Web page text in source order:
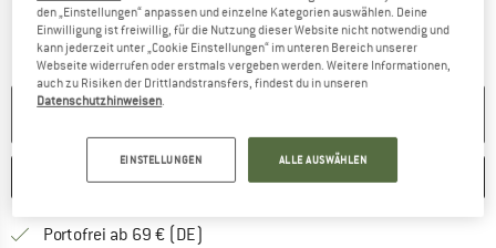
NICHT MEHR LIEFERBAR
MERKEN VERGLEICHEN
Portofrei ab 69 € (DE)
den „Einstellungen“ anpassen und einzelne Kategorien auswählen. Deine
Einwilligung ist freiwillig, für die Nutzung dieser Website nicht notwendig und
kann jederzeit unter „Cookie Einstellungen“ im unteren Bereich unserer
Webseite widerrufen oder erstmals vergeben werden. Weitere Informationen,
auch zu Risiken der Drittlandstransfers, findest du in unseren
Datenschutzhinweisen.
EINSTELLUNGEN ALLE AUSWÄHLEN